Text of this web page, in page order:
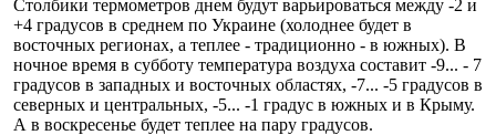
Столбики термометров днем будут варьироваться между -2 и
+4 градусов в среднем по Украине (холоднее будет в
восточных регионах, а теплее - традиционно - в южных). В
ночное время в субботу температура воздуха составит -9... - 7
градусов в западных и восточных областях, -7... -5 градусов в
северных и центральных, -5... -1 градус в южных и в Крыму.
А в воскресенье будет теплее на пару градусов.